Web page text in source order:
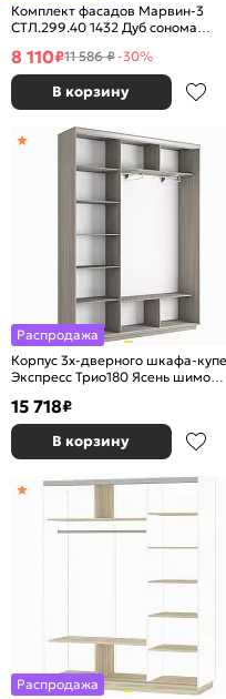
Комплект фасадов Марвин-3
СТЛ.299.40 1432 Дуб сонома
8 110₽11 586 ₽-30%
В корзину
Распродажа
Корпус 3х-дверного шкафа-купе
Экспресс Трио180 Ясень шимо
15 718₽
В корзину
Распродажа